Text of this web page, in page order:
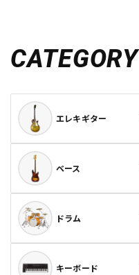
CATEGORY
エレキギター
ベース
ドラム
キーボード